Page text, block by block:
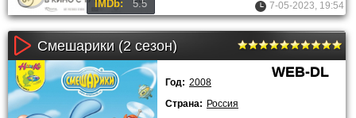
IMDb: 5.5
курьёзных ситуаций, в
7-05-2023, 19:54
Смешарики (2 сезон)
WEB-DL
Год: 2008
Страна: Россия